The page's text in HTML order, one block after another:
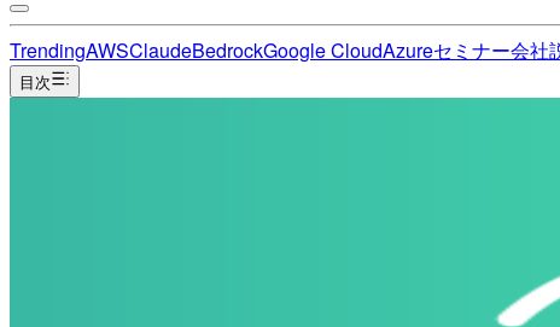
TrendingAWSClaudeBedrockGoogle CloudAzureセミナー会社
目次